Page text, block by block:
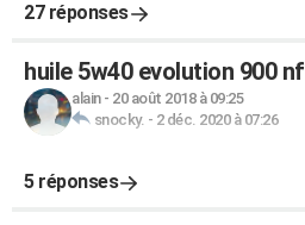
27 réponses
huile 5w40 evolution 900 nf
alain- 20 août 2018 à 09:25
snocky. - 2 déc. 2020 à 07:26
5 réponses